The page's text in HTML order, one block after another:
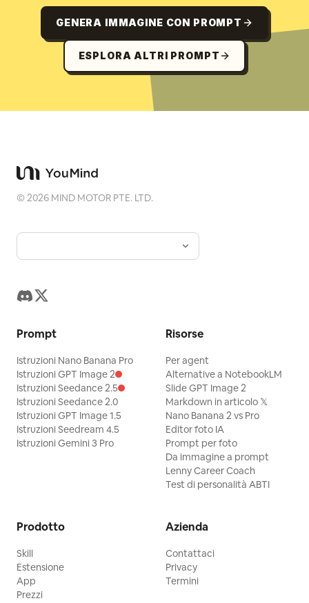
GENERA IMMAGINE CON PROMPT
ESPLORA ALTRI PROMPT
©2026 MIND MOTOR PTE. LTD.
Prompt
Istruzioni Nano Banana Pro
Istruzioni GPT Image 2
Istruzioni Seedance 2.5
Istruzioni Seedance 2.0
Istruzioni GPT Image 1.5
Istruzioni Seedream 4.5
Istruzioni Gemini 3 Pro
Risorse
Per agent
Alternative a NotebookLM
Slide GPT Image 2
Markdown in articolo 𝕏
Nano Banana 2 vs Pro
Editor foto IA
Prompt per foto
Da immagine a prompt
Lenny Career Coach
Test di personalità ABTI
Prodotto
Skill
Estensione
App
Prezzi
Azienda
Contattaci
Privacy
Termini